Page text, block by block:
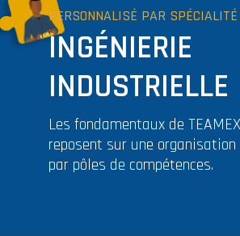
PERSONNALISÉ PAR
INGÉNIERIE
INDUSTRIELLE
Les fondamentaux de
reposent sur une organisation
par pôles de compétences.